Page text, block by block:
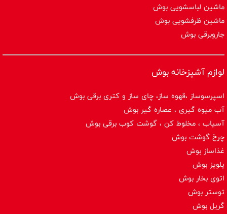
ماشین لباسشویی بوش
ماشین ظرفشویی بوش
جاروبرقی بوش
لوازم آشپزخانه بوش
اسپرسوساز ،قهوه ساز، چای ساز و کتری برقی بوش
آب میوه گیری ، عصاره گیر بوش
آسیاب ، مخلوط کن ، گوشت کوب برقی بوش
چرخ گوشت بوش
غذاساز بوش
پلوپز بوش
اتوی بخار بوش
توستر بوش
گریل بوش